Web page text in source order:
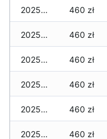
2025-12-27 460 zł
2025-12-26 460 zł
2025-12-25 460 zł
2025-12-24 460 zł
2025-12-23 460 zł
2025-12-22 460 zł